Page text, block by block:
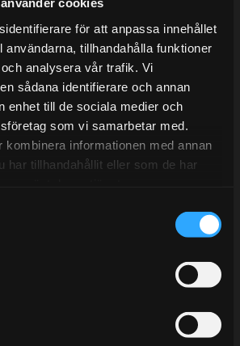
för att anpassa innehållet
användarna, tillhandahålla funktioner
analysera vår trafik. Vi
sådana identifierare och annan
enhet till de sociala medier och
som vi samarbetar med.
kombinera informationen med annan
har tillhandahållit eller som de har